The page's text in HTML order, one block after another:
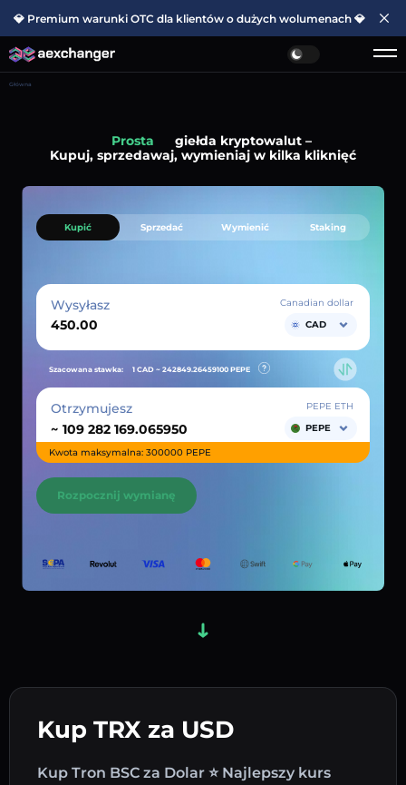
💎 Premium warunki OTC dla klientów o dużych wolumenach 💎
Główna
Prosta
giełda kryptowalut –
Kupuj, sprzedawaj, wymieniaj w kilka kliknięć
Kup TRX za USD
Kup Tron BSC za Dolar ⭐ Najlepszy kurs
Kupić Sprzedać Wymienić Staking
Wysyłasz
Canadian dollar
CAD
Szacowana stawka: 1 CAD ~ 242849.26459100 PEPE
Otrzymujesz
~
PEPE ETH
PEPE
Kwota maksymalna: 300000 PEPE
Rozpocznij wymianę